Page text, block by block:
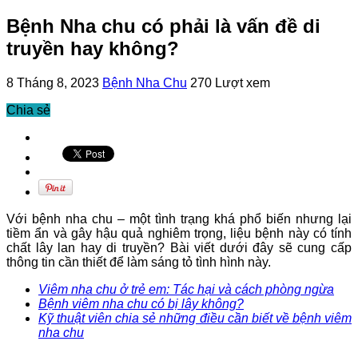
Bệnh Nha chu có phải là vấn đề di
truyền hay không?
8 Tháng 8, 2023 Bệnh Nha Chu 270 Lượt xem
Chia sẻ
Với bệnh nha chu – một tình trạng khá phổ biến nhưng lại
tiềm ẩn và gây hậu quả nghiêm trọng, liệu bệnh này có tính
chất lây lan hay di truyền? Bài viết dưới đây sẽ cung cấp
thông tin cần thiết để làm sáng tỏ tình hình này.
Viêm nha chu ở trẻ em: Tác hại và cách phòng ngừa
Bệnh viêm nha chu có bị lây không?
Kỹ thuật viên chia sẻ những điều cần biết về bệnh viêm
nha chu